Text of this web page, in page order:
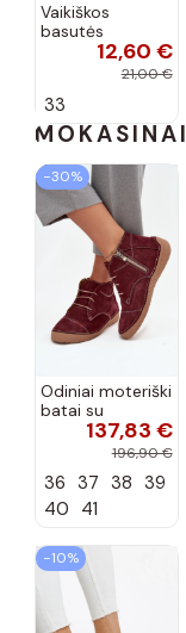
Vaikiškos
basutės
koralinės12,60 €
21,00 €
33
MOKASINAI
−30%
Odiniai moteriški
batai su
siūlėmis, pilies
tipo, Artiker
spalvos
137,83 €
196,90 €
36 37 38 39
40 41
−10%